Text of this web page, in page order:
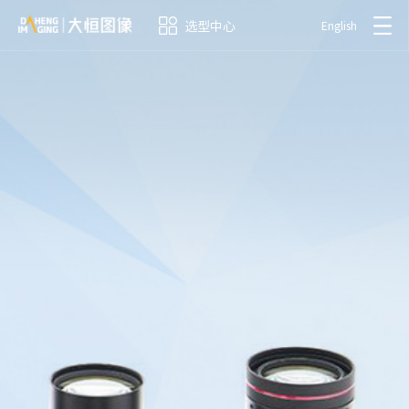
选型中心 English